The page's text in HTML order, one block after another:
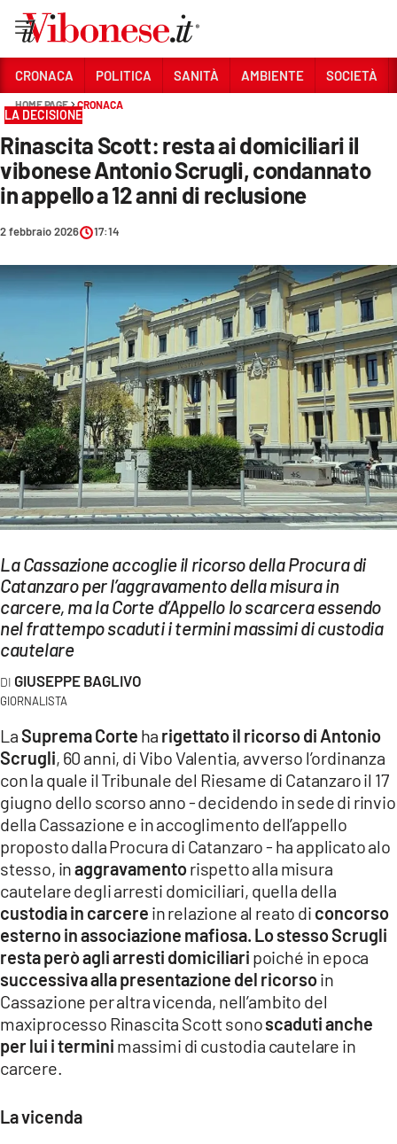
Sezioni
CRONACA
POLITICA
SOCIETÀ
ECONOMIA E LAVORO
EVENTI
SPORT
Streaming
LAC TV
LAC NETWORK
LAC ONAIR
LaC
LACPLAY.IT
LACTV.IT
LACONAIR.IT
LACITYMAG.IT
ILREGGINO.IT
COSENZACHANNEL.IT
ILVIBONESE.IT
CATANZAROCHANNEL.IT
LACAPITALENEWS.IT
App
APPLE
CRONACA POLITICA SANITÀ AMBIENTE SOCIETÀ
HOME PAGE CRONACA
LA DECISIONE
Rinascita Scott: resta ai domiciliari il
vibonese Antonio Scrugli, condannato
in appello a 12 anni di reclusione
2 febbraio 2026 17:14
La Cassazione accoglie il ricorso della Procura di
Catanzaro per l’aggravamento della misura in
carcere, ma la Corte d’Appello lo scarcera essendo
nel frattempo scaduti i termini massimi di custodia
cautelare
GIUSEPPE BAGLIVO
GIORNALISTA
LaSuprema Corte ha rigettato il ricorso di Antonio
Scrugli, 60 anni, di Vibo Valentia, avverso l’ordinanza
con la quale il Tribunale del Riesame di Catanzaro il 17
giugno dello scorso anno - decidendo in sede di rinvio
della Cassazione e in accoglimento dell’appello
proposto dalla Procura di Catanzaro - ha applicato alo
stesso, inaggravamentorispetto alla misura
cautelare degli arresti domiciliari, quella della
custodia in carcere in relazione al reato di concorso
esterno in associazione mafiosa. Lo stesso Scrugli
resta però agli arresti domiciliari poiché in epoca
successiva alla presentazione del ricorsoin
Cassazione per altra vicenda, nell’ambito del
maxiprocesso Rinascita Scott sonoscaduti anche
per lui i termini massimi di custodia cautelare in
carcere.
La vicenda